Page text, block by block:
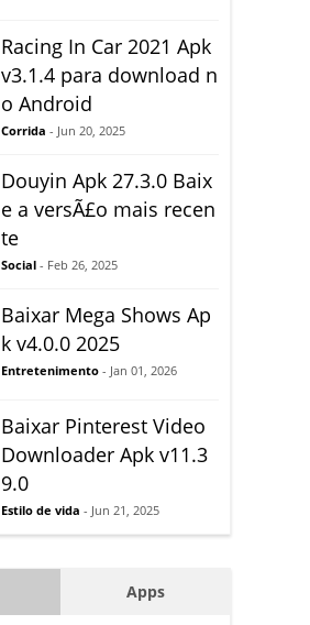
Racing In Car 2021 Apk
v3.1.4 para download n
o Android
Corrida - Jun 20, 2025
Douyin Apk 27.3.0 Baix
e a versÃ£o mais recen
te
Social - Feb 26, 2025
Baixar Mega Shows Ap
k v4.0.0 2025
Entretenimento - Jan 01, 2026
Baixar Pinterest Video
Downloader Apk v11.3
9.0
Estilo de vida - Jun 21, 2025
Apps